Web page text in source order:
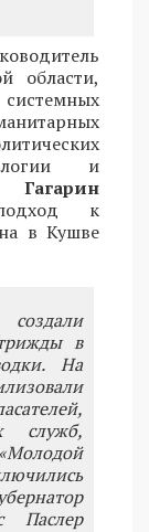
области,
и
Гагарин
к
в Кушве
в
На
служб,
Паслер